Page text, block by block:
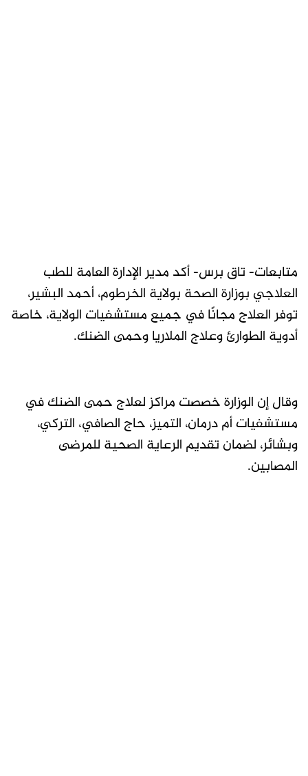
متابعات- تاق برس- أكد مدير الإدارة العامة للطب
العلاجي بوزارة الصحة بولاية الخرطوم، أحمد البشير،
توفر العلاج مجانًا في جميع مستشفيات الولاية، خاصة
أدوية الطوارئ وعلاج الملاريا وحمى الضنك.
وقال إن الوزارة خصصت مراكز لعلاج حمى الضنك في
مستشفيات أم درمان، التميز، حاج الصافي، التركي،
وبشائر، لضمان تقديم الرعاية الصحية للمرضى
المصابين.